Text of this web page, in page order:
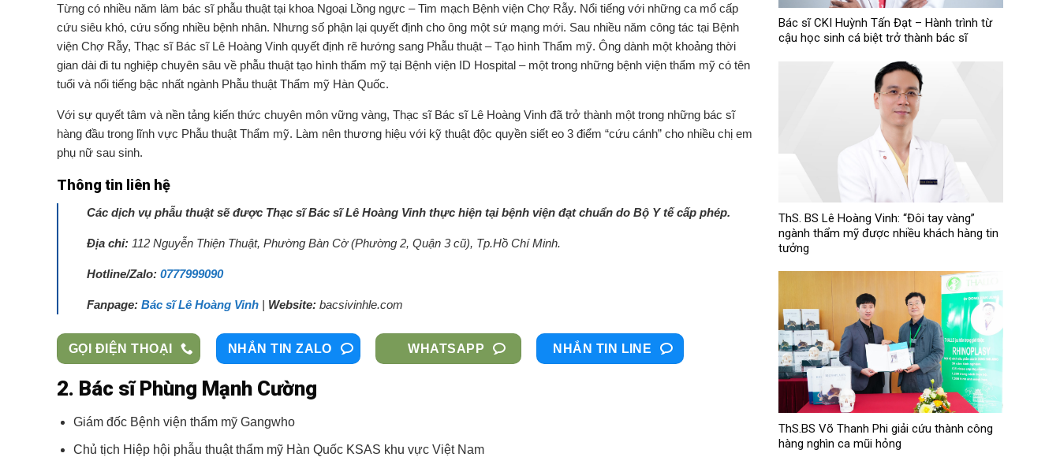
Từng có nhiều năm làm bác sĩ phẫu thuật tại khoa Ngoại Lồng ngực – Tim mạch Bệnh viện Chợ Rẫy. Nổi tiếng với những ca mổ cấp
cứu siêu khó, cứu sống nhiều bệnh nhân. Nhưng số phận lại quyết định cho ông một sứ mạng mới. Sau nhiều năm công tác tại Bệnh
viện Chợ Rẫy, Thạc sĩ Bác sĩ Lê Hoàng Vinh quyết định rẽ hướng sang Phẫu thuật – Tạo hình Thẩm mỹ. Ông dành một khoảng thời
gian dài đi tu nghiệp chuyên sâu về phẫu thuật tạo hình thẩm mỹ tại Bệnh viện ID Hospital – một trong những bệnh viện thẩm mỹ có tên
tuổi và nổi tiếng bậc nhất ngành Phẫu thuật Thẩm mỹ Hàn Quốc.
Với sự quyết tâm và nền tảng kiến thức chuyên môn vững vàng, Thạc sĩ Bác sĩ Lê Hoàng Vinh đã trở thành một trong những bác sĩ
hàng đầu trong lĩnh vực Phẫu thuật Thẩm mỹ. Làm nên thương hiệu với kỹ thuật độc quyền siết eo 3 điểm “cứu cánh” cho nhiều chị em
phụ nữ sau sinh.
Thông tin liên hệ
Các dịch vụ phẫu thuật sẽ được Thạc sĩ Bác sĩ Lê Hoàng Vinh thực hiện tại bệnh viện đạt chuẩn do Bộ Y tế cấp phép.
Địa chỉ: 112 Nguyễn Thiện Thuật, Phường Bàn Cờ (Phường 2, Quận 3 cũ), Tp.Hồ Chí Minh.
Hotline/Zalo: 0777999090
Fanpage: Bác sĩ Lê Hoàng Vinh | Website: bacsivinhle.com
GỌI ĐIỆN THOẠI NHẮN TIN ZALO WHATSAPP NHẮN TIN LINE
2. Bác sĩ Phùng Mạnh Cường
Giám đốc Bệnh viện thẩm mỹ Gangwho
Chủ tịch Hiệp hội phẫu thuật thẩm mỹ Hàn Quốc KSAS khu vực Việt Nam
Bác sĩ CKI Huỳnh Tấn Đạt – Hành trình từ
cậu học sinh cá biệt trở thành bác sĩ
ThS. BS Lê Hoàng Vinh: “Đôi tay vàng”
ngành thẩm mỹ được nhiều khách hàng tin
tưởng
ThS.BS Võ Thanh Phi giải cứu thành công
hàng nghìn ca mũi hỏng